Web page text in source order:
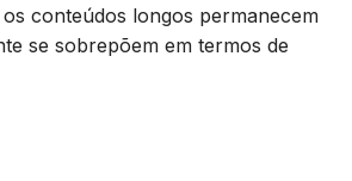
conteúdos longos permanecem
se sobrepõem em termos de